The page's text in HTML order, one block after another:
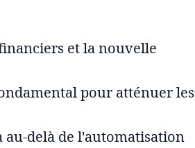
et la nouvelle
pour atténuer les
au-delà de l'automatisation